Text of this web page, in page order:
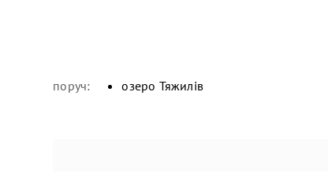
поруч: озеро Тяжилів